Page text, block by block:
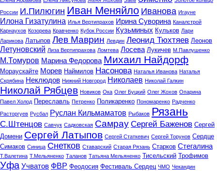
России И.Пилюгин Иван Меняйло Иванова Игауне
Илона Гизатулина Илья Вертипрахов Ирина Суворина Каналстрой
Карнаухов Козорева Кравченко Кубок России Кузьминых Кульков Лари
Ларикова Латыпов Лев Маврин Левдин Леонид Тюхтяев Леонов
Летуновский Лиза Вертипрахова Ломтева Лосева Лукичев М.Павлушенко
М.Томуров Марина Федорова Михаил Найдорф
Мораускайте Морев Наймилов Насонова Наталья Иванова Наталья
Скрябина Неклюдов Нижний Новгород Николаев Николай Галкин
Николай Рябцев Новиков Ока Олег Буцкий Олег Жохов Опарина
Павел Холод Переславль Петренко Поликаренко Пономаренко Радченко
Расторгуев Русбал Руслан Кильмаматов Рыбаков Рязань
С.Штенцов Савчук Садковская Самрау Сергей Баженов Сергей
Домени Сергей Латыпов Сергей Статкевич Сергей Торунов Сердце
Симаков Синица Снетков Ставарский Старая Рязань Старков Стегалина
Т.Валетина Т.Мельяненко Таланов Татьяна Мельяненко Тисельский Трофимов
Уфа Учватов ФВР Феодосия Фестиваль Сердец ЧМО Чекандин